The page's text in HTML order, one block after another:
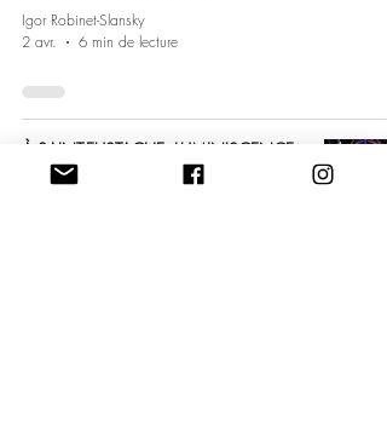
Igor Robinet-Slansky
2 avr.
6 min de lecture
À SAINT-EUSTACHE, LUMINISCENCE
SIGNE UN NOUVEL OPUS : «
L’ODYSSÉE CÉLESTE », UN VOYAGE